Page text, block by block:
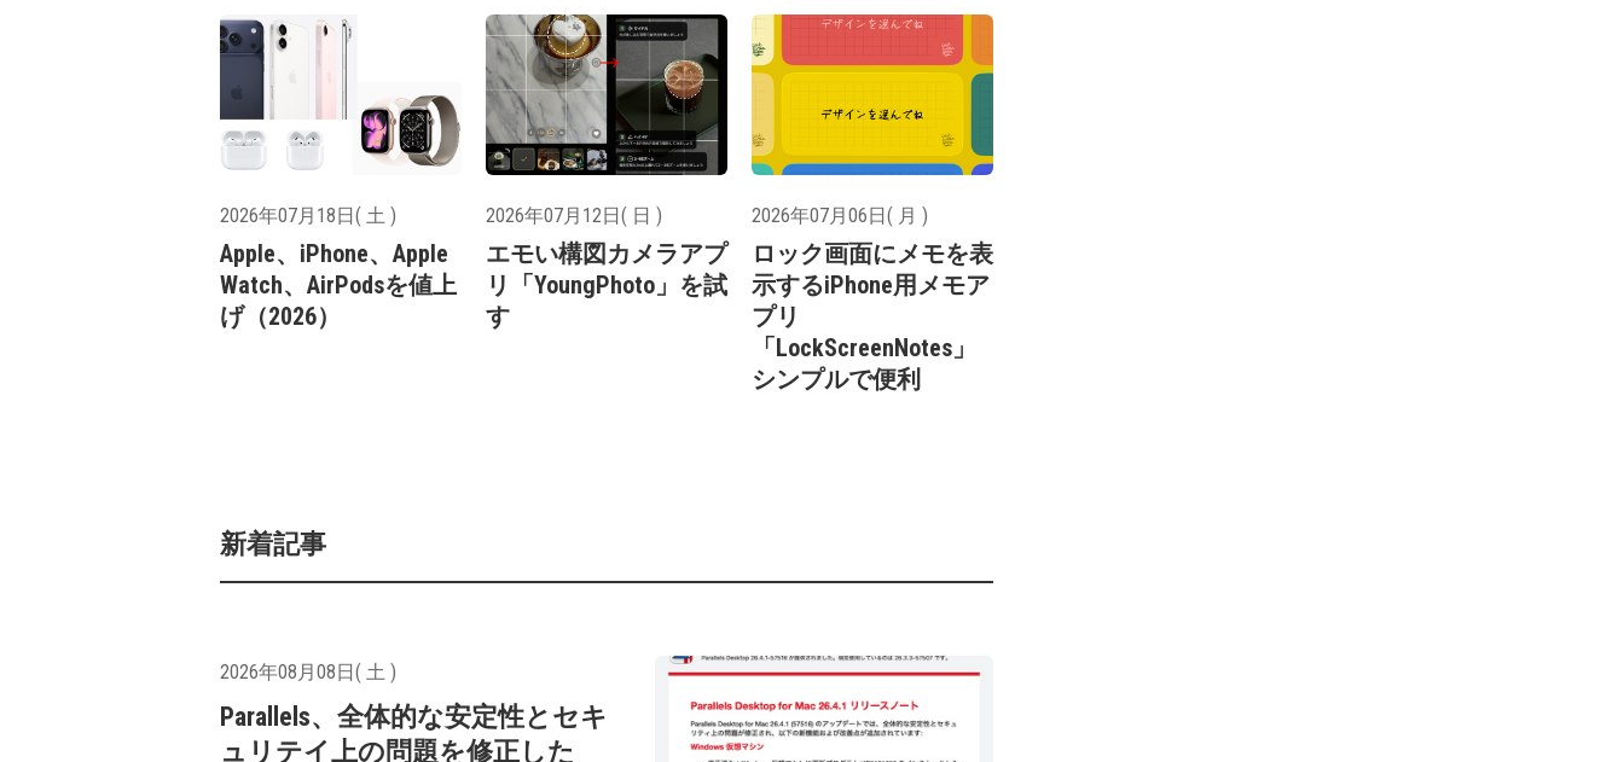
2026年07月18日( 土 )
Apple、iPhone、Apple
Watch、AirPodsを値上
げ（2026）
2026年07月12日( 日 )
エモい構図カメラアプ
リ「YoungPhoto」を試
す
2026年07月06日( 月 )
ロック画面にメモを表
示するiPhone用メモア
プリ
「LockScreenNotes」
シンプルで便利
新着記事
2026年08月08日( 土 )
Parallels、全体的な安定性とセキ
ュリテイ上の問題を修正した